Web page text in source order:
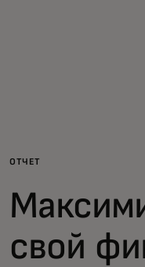
Новости и
ОТЧЕТ
свой